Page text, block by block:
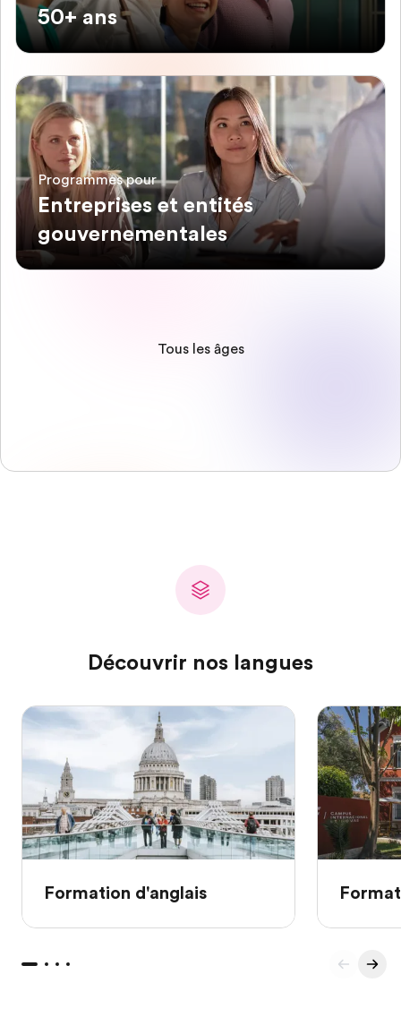
50+ ans
Programmes pour
Entreprises et entités
gouvernementales
Tous les âges
Découvrir nos langues
Formation d'anglais